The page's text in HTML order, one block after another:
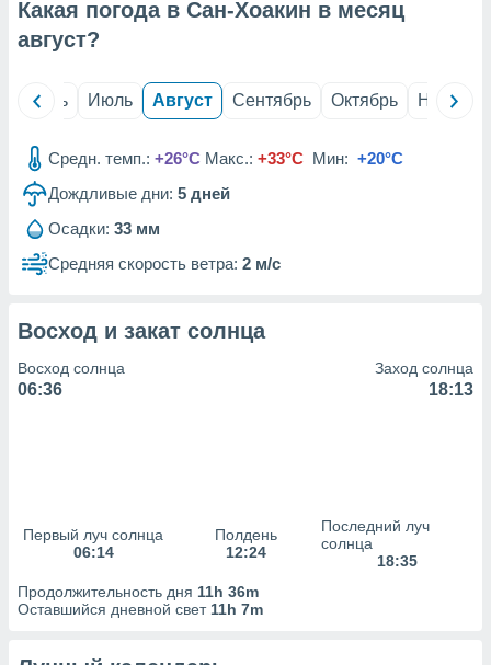
из
данных
1199
Какая погода в Сан-Хоакин в месяц
август?
Июнь Июль Август Сентябрь Октябрь Ноябрь
Средн. темп.: +26°C Макс.: +33°C Мин: +20°C
Дождливые дни: 5 дней
Осадки: 33 мм
Средняя скорость ветра: 2 м/с
Восход и закат солнца
Восход солнца
06:36
Заход солнца
18:13
Первый луч солнца
06:14
Полдень
12:24
Последний луч
солнца
18:35
Продолжительность дня 11h 36m
Оставшийся дневной свет 11h 7m